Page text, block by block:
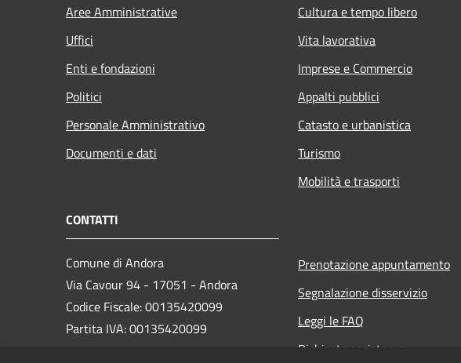
Aree Amministrative
Uffici
Enti e fondazioni
Politici
Personale Amministrativo
Documenti e dati
Cultura e tempo libero
Vita lavorativa
Imprese e Commercio
Appalti pubblici
Catasto e urbanistica
Turismo
Mobilità e trasporti
CONTATTI
Comune di Andora
Via Cavour 94 - 17051 - Andora
Codice Fiscale: 00135420099
Partita IVA: 00135420099
Prenotazione appuntamento
Segnalazione disservizio
Leggi le FAQ
Richiesta assistenza